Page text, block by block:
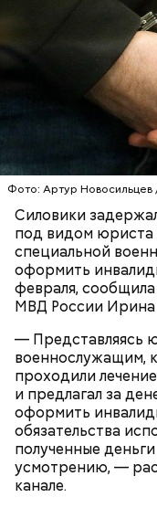
Фото: Артур Новосильцев
Силовики
под видом юриста
специальной
оформить
февраля,
МВД России Ирина
— Представляясь
военнослужащим,
проходили
и предлагал за
оформить
обязательства
полученные
усмотрению, —
канале.
Блогеру грозило
— Мы съездили за
поднялись домой.
через сутки... Его
Play
Video
Видео: пресс-служба
Тогда медики не
причину смерти
родителей
доказать его
удалось. Когда же
заявил, что
что яд могли
недоброжелатели